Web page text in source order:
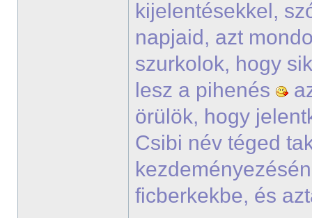
kijelentésekkel,
napjaid, azt
szurkolok, hogy
lesz a pihenés
örülök, hogy
Csibi név téged
ficberkekbe, és